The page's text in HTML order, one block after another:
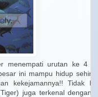
menempati urutan ke 4
ini mampu hidup
kekejamannya!! Tidak
juga terkenal dengan